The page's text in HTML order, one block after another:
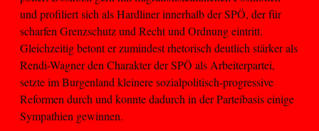
und profiliert sich als Hardliner innerhalb der SPÖ, der für
scharfen Grenzschutz und Recht und Ordnung eintritt.
Gleichzeitig betont er zumindest rhetorisch deutlich stärker als
Rendi-Wagner den Charakter der SPÖ als Arbeiterpartei,
setzte im Burgenland kleinere sozialpolitisch-progressive
Reformen durch und konnte dadurch in der Parteibasis einige
Sympathien gewinnen.